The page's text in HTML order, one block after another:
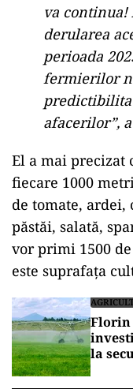
va
derularea
perioada
fermierilor
afacerilor”,
El a mai precizat
fiecare 1000
de tomate, ardei,
păstăi, salată,
vor primi 1500
este suprafața
Florin
la